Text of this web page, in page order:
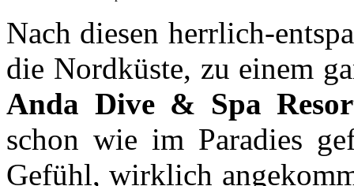
Nach diesen herrlich-
die Nordküste, zu einem
Anda Dive & Spa
schon wie im Paradies
Gefühl, wirklich